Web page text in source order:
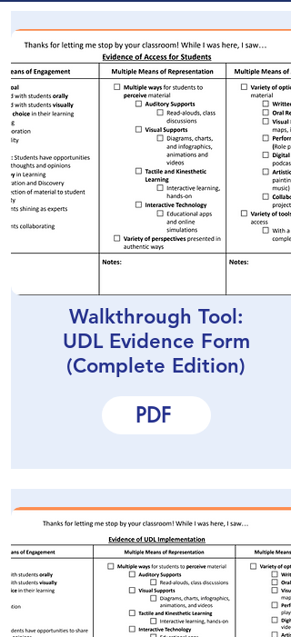
Walkthrough Tool:
UDL Evidence Form
(Complete Edition)
PDF